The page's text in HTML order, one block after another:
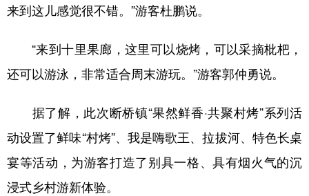
浙江 安徽 福建
山东 河南 湖北 湖南
广东 广西 海南 重庆
四川 贵州 云南 西藏
陕西 甘肃 青海 宁夏
新疆 内蒙古 黑龙江
来到这儿感觉很不错。”游客杜鹏说。
“来到十里果廊，这里可以烧烤，可以采摘枇杷，
还可以游泳，非常适合周末游玩。”游客郭仲勇说。
据了解，此次断桥镇“果然鲜香·共聚村烤”系列活
动设置了鲜味“村烤”、我是嗨歌王、拉拔河、特色长桌
宴等活动，为游客打造了别具一格、具有烟火气的沉
浸式乡村游新体验。